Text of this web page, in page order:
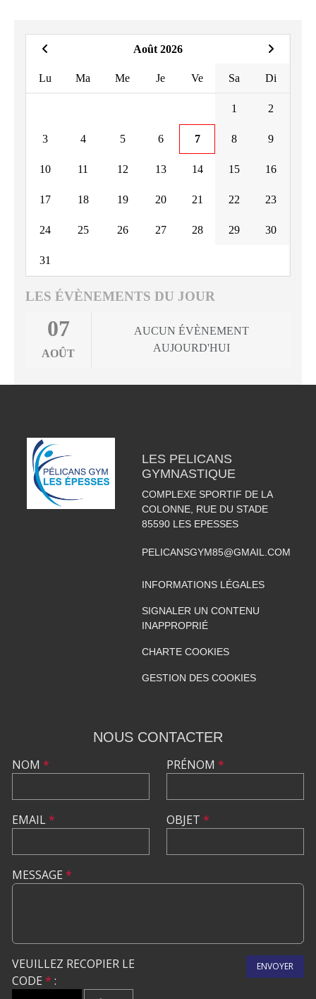
Août 2026
Lu Ma Me Je Ve Sa Di
1 2
3 4 5 6 7 8 9
10 11 12 13 14 15 16
17 18 19 20 21 22 23
24 25 26 27 28 29 30
31
LES ÉVÈNEMENTS DU JOUR
07
AOÛT
AUCUN ÉVÈNEMENT
AUJOURD'HUI
LES PELICANS
GYMNASTIQUE
COMPLEXE SPORTIF DE LA
COLONNE, RUE DU STADE
85590 LES EPESSES
PELICANSGYM85@GMAIL.COM
INFORMATIONS LÉGALES
SIGNALER UN CONTENU
INAPPROPRIÉ
CHARTE COOKIES
GESTION DES COOKIES
NOUS CONTACTER
NOM *
EMAIL*
PRÉNOM *
OBJET *
MESSAGE *
VEUILLEZ RECOPIER LE
CODE * :
ENVOYER